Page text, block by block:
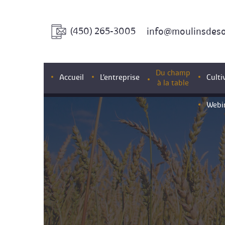
(450) 265-3005
Accueil L’entreprise
Nos experts
Du champ
à la table